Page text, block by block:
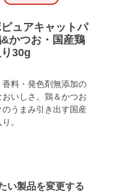
ュアキャットパ
かつお・国産鶏
30g
香料・発色剤無添加の
おいしさ。鶏＆かつお
のうまみ引き出す国産
。
い製品を変更する